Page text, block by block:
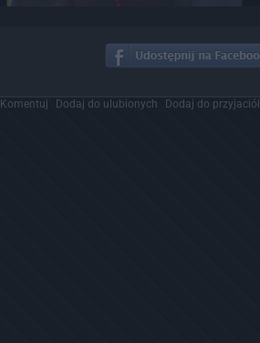
Komentuj Dodaj do ulubionych Dodaj do przyjaciół